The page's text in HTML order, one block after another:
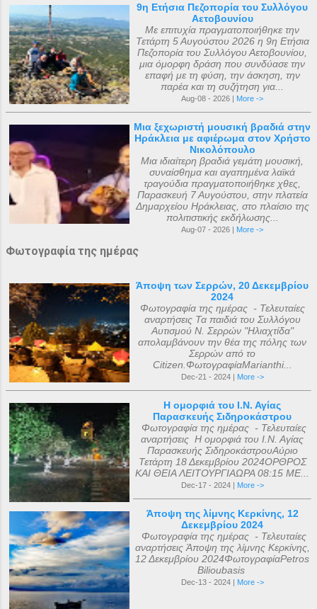
9η Ετήσια Πεζοπορία του Συλλόγου
Αετοβουνίου
Με επιτυχία πραγματοποιήθηκε την
Τετάρτη 5 Αυγούστου 2026 η 9η Ετήσια
Πεζοπορία του Συλλόγου Αετοβουνίου,
μια όμορφη δράση που συνδύασε την
επαφή με τη φύση, την άσκηση, την
παρέα και τη συζήτηση για...
Aug-08 - 2026 | More ->
Μια ξεχωριστή μουσική βραδιά στην
Ηράκλεια με αφιέρωμα στον Χρήστο
Νικολόπουλο
Μια ιδιαίτερη βραδιά γεμάτη μουσική,
συναίσθημα και αγαπημένα λαϊκά
τραγούδια πραγματοποιήθηκε χθες,
Παρασκευή 7 Αυγούστου, στην πλατεία
Δημαρχείου Ηράκλειας, στο πλαίσιο της
πολιτιστικής εκδήλωσης...
Aug-07 - 2026 | More ->
Φωτογραφία της ημέρας
Άποψη των Σερρών, 20 Δεκεμβρίου
2024
Φωτογραφία της ημέρας - Τελευταίες
αναρτήσεις Τα παιδιά του Συλλόγου
Αυτισμού Ν. Σερρών "Ηλιαχτίδα"
απολαμβάνουν την θέα της πόλης των
Σερρών από το
Citizen.ΦωτογραφίαMarianthi...
Dec-21 - 2024 | More ->
Η ομορφιά του Ι.Ν. Αγίας
Παρασκευής Σιδηροκάστρου
Φωτογραφία της ημέρας - Τελευταίες
αναρτήσεις Η ομορφιά του Ι.Ν. Αγίας
Παρασκευής ΣιδηροκάστρουΑύριο
Τετάρτη 18 Δεκεμβρίου 2024ΟΡΘΡΟΣ
ΚΑΙ ΘΕΙΑ ΛΕΙΤΟΥΡΓΙΑΩΡΑ 08:15 ΜΕ...
Dec-17 - 2024 | More ->
Άποψη της λίμνης Κερκίνης, 12
Δεκεμβρίου 2024
Φωτογραφία της ημέρας - Τελευταίες
αναρτήσεις Άποψη της λίμνης Κερκίνης,
12 Δεκεμβρίου 2024ΦωτογραφίαPetros
Bilioubasis
Dec-13 - 2024 | More ->